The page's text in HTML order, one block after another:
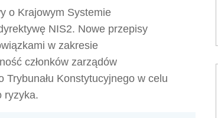
o Krajowym Systemie
NIS2. Nowe przepisy
w zakresie
członków zarządów
Konstytucyjnego w celu
ryzyka.